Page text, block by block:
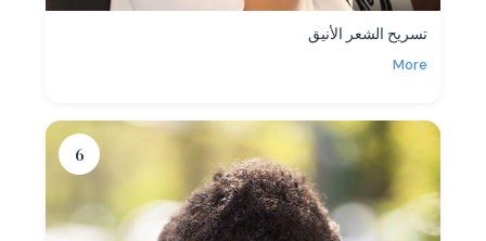
تسريح الشعر الأنيق
More
6